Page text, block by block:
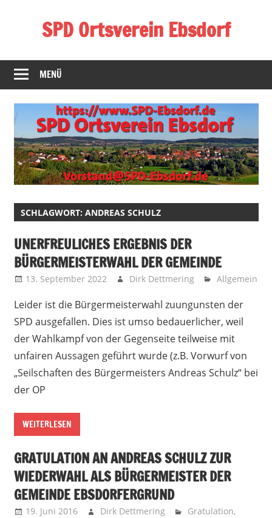
SPD Ortsverein Ebsdorf
des
SPD-
MENÜ
SCHLAGWORT: ANDREAS SCHULZ
UNERFREULICHES ERGEBNIS DER
BÜRGERMEISTERWAHL DER GEMEINDE
13. September 2022 Dirk Dettmering Allgemein
Leider ist die Bürgermeisterwahl zuungunsten der
SPD ausgefallen. Dies ist umso bedauerlicher, weil
der Wahlkampf von der Gegenseite teilweise mit
unfairen Aussagen geführt wurde (z.B. Vorwurf von
„Seilschaften des Bürgermeisters Andreas Schulz“ bei
der OP
WEITERLESEN
GRATULATION AN ANDREAS SCHULZ ZUR
WIEDERWAHL ALS BÜRGERMEISTER DER
GEMEINDE EBSDORFERGRUND
19. Juni 2016 Dirk Dettmering Gratulation,